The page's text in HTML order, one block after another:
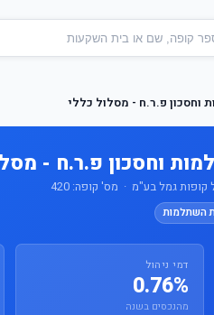
וחסכון פ.ר.ח - מסלול כללי
וחסכון פ.ר.ח -
גמל בע"מ · מס' קופה: 420
השתלמות
דמי ניהול
0.76%
מהנכסים בשנה